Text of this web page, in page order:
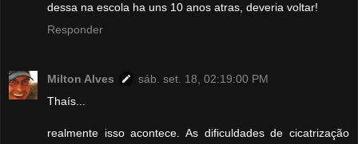
dessa na escola ha uns 10 anos atras, deveria voltar!
Responder
Milton Alves
sáb. set. 18, 02:19:00 PM
Thaís...
realmente isso acontece. As dificuldades de cicatrização